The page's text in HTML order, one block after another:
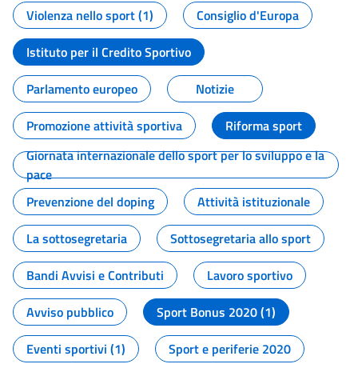
Violenza nello sport (1)
Consiglio d'Europa
Istituto per il Credito Sportivo
Parlamento europeo
Notizie
Promozione attività sportiva
Riforma sport
Giornata internazionale dello sport per lo sviluppo e la
pace
Prevenzione del doping
Attività istituzionale
La sottosegretaria
Sottosegretaria allo sport
Bandi Avvisi e Contributi
Lavoro sportivo
Avviso pubblico
Sport Bonus 2020 (1)
Eventi sportivi (1)
Sport e periferie 2020